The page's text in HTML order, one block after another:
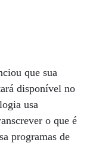
que sua
disponível no
usa
o que é
programas de